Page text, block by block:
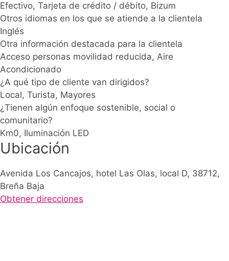
Efectivo, Tarjeta de crédito / débito, Bizum
Otros idiomas en los que se atiende a la clientela
Inglés
Otra información destacada para la clientela
Acceso personas movilidad reducida, Aire
Acondicionado
¿A qué tipo de cliente van dirigidos?
Local, Turista, Mayores
¿Tienen algún enfoque sostenible, social o
comunitario?
Km0, Iluminación LED
Ubicación
Avenida Los Cancajos, hotel Las Olas, local D, 38712,
Breña Baja
Obtener direcciones